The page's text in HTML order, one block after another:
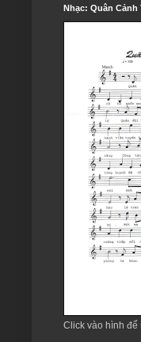
Nhạc: Quân Cảnh
Click vào hình để